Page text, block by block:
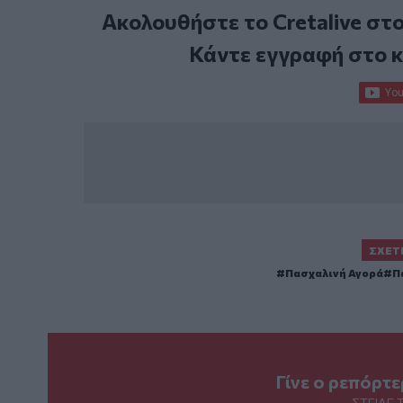
Ακολουθήστε το Cretalive
Κάντε εγγραφή στο
Πασχαλινή Αγορά
Γίνε ο